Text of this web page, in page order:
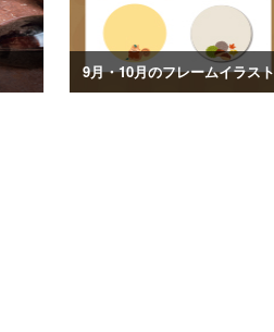
9月・10月のフレームイラスト